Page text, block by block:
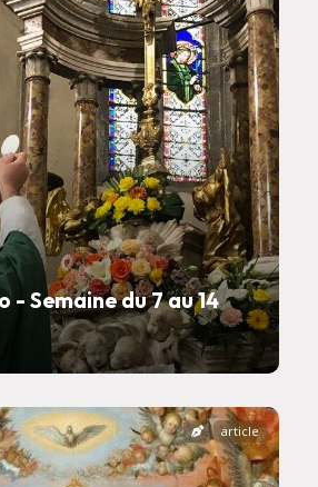
- Semaine du 7 au 14
article